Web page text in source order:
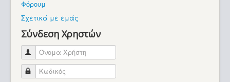
Βρίσκεστε εδώ:
Φόρουμ
Σχετικά με εμάς
Σύνδεση Χρηστών
Όνομα Χρήστη
Κωδικός